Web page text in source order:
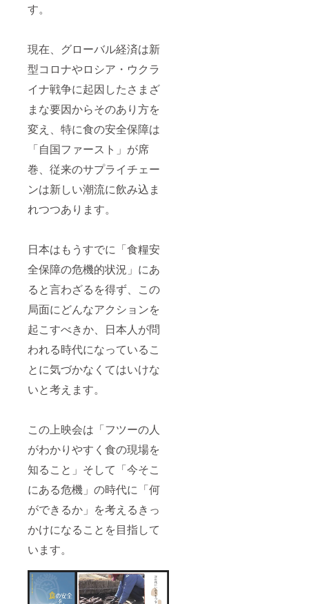
す。
現在、グローバル経済は新
型コロナやロシア・ウクラ
イナ戦争に起因したさまざ
まな要因からそのあり方を
変え、特に食の安全保障は
「自国ファースト」が席
巻、従来のサプライチェー
ンは新しい潮流に飲み込ま
れつつあります。
日本はもうすでに「食糧安
全保障の危機的状況」にあ
ると言わざるを得ず、この
局面にどんなアクションを
起こすべきか、日本人が問
われる時代になっているこ
とに気づかなくてはいけな
いと考えます。
この上映会は「フツーの人
がわかりやすく食の現場を
知ること」そして「今そこ
にある危機」の時代に「何
ができるか」を考えるきっ
かけになることを目指して
います。